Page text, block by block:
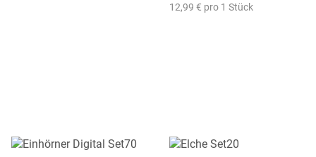
12,99 € pro 1 Stück